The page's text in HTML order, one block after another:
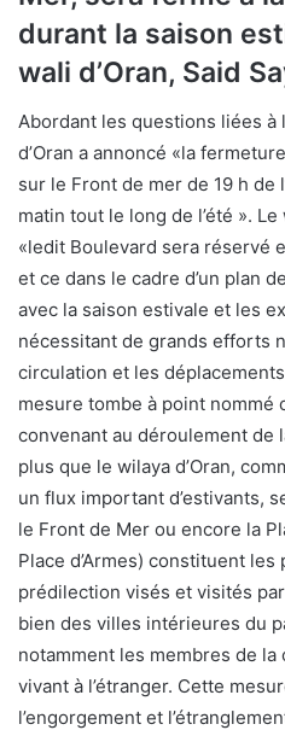
durant la saison
wali d’Oran, Said
Abordant les questions liées à
d’Oran a annoncé «la
sur le Front de mer de 19 h de
matin tout le long de l’été ».
«ledit Boulevard sera réservé
et ce dans le cadre d’un plan
avec la saison estivale et les
nécessitant de grands efforts
circulation et les
mesure tombe à point nommé
convenant au déroulement de
plus que le wilaya d’Oran,
un flux important d’estivants,
le Front de Mer ou encore la
Place d’Armes) constituent
prédilection visés et visités
bien des villes intérieures du
notamment les membres de
vivant à l’étranger. Cette
l’engorgement et